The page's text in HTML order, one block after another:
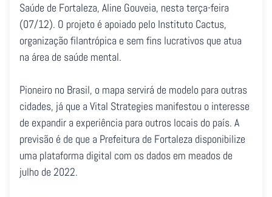
Saúde de Fortaleza, Aline Gouveia, nesta terça-feira
(07/12). O projeto é apoiado pelo Instituto Cactus,
organização filantrópica e sem fins lucrativos que atua
na área de saúde mental.
Pioneiro no Brasil, o mapa servirá de modelo para outras
cidades, já que a Vital Strategies manifestou o interesse
de expandir a experiência para outros locais do país. A
previsão é de que a Prefeitura de Fortaleza disponibilize
uma plataforma digital com os dados em meados de
julho de 2022.